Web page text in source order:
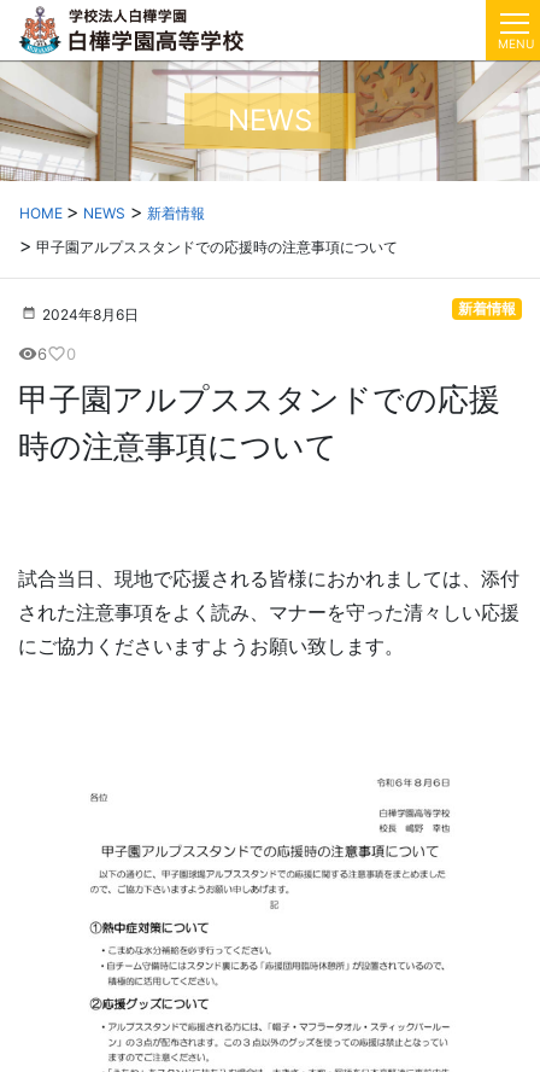
MENU
NEWS
HOME NEWS
新着情報
甲子園アルプススタンドでの応援時の注意事項について
2024年8月6日 新着情報
visibility6favorite_border0
甲子園アルプススタンドでの応援
時の注意事項について
試合当日、現地で応援される皆様におかれましては、添付
された注意事項をよく読み、マナーを守った清々しい応援
にご協力くださいますようお願い致します。